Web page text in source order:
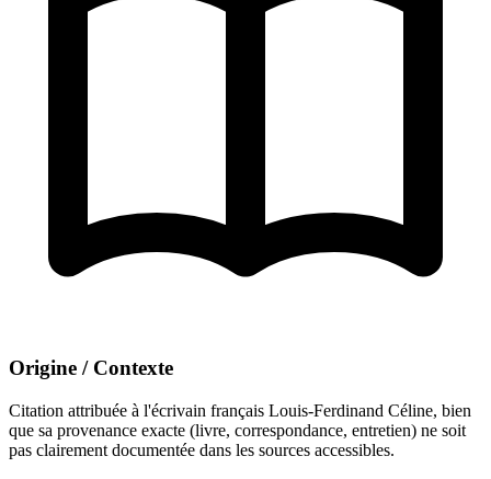
Origine / Contexte
Citation attribuée à l'écrivain français Louis-Ferdinand Céline, bien
que sa provenance exacte (livre, correspondance, entretien) ne soit
pas clairement documentée dans les sources accessibles.